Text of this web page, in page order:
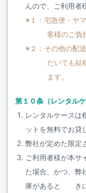
んので、ご利用者
※１：宅急便・ヤ
客様のご負
※２：その他の配
だいても結
ます。
第１０条（レンタルケ
レンタルケースは
ットを無料でお貸
弊社が定めた限定
ご利用者様が本サ
た場合、かつ、弊
庫があると きに